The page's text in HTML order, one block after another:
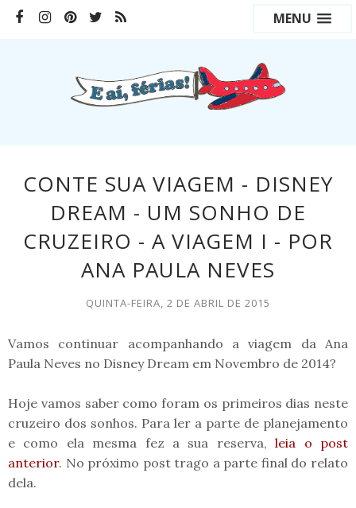
MENU
CONTE SUA VIAGEM - DISNEY
DREAM - UM SONHO DE
CRUZEIRO - A VIAGEM I - POR
ANA PAULA NEVES
QUINTA-FEIRA, 2 DE ABRIL DE 2015
Vamos continuar acompanhando a viagem da Ana
Paula Neves no Disney Dream em Novembro de 2014?
Hoje vamos saber como foram os primeiros dias neste
cruzeiro dos sonhos. Para ler a parte de planejamento
e como ela mesma fez a sua reserva,leia o post
anterior. No próximo post trago a parte final do relato
dela.